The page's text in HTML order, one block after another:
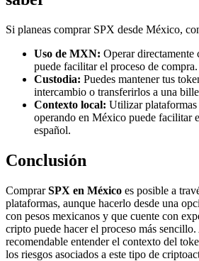
Si planeas comprar SPX desde México,
Uso de MXN: Operar directamente
puede facilitar el proceso de compra.
Custodia: Puedes mantener tus
intercambio o transferirlos a una
Contexto local: Utilizar
operando en México puede facilitar
español.
Conclusión
ComprarSPX en México es posible a
plataformas, aunque hacerlo desde una
con pesos mexicanos y que cuente con
cripto puede hacer el proceso más
recomendable entender el contexto del
los riesgos asociados a este tipo de